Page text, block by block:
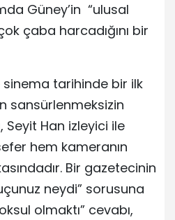
Güney’in “ulusal
çaba harcadığını bir
sinema tarihinde bir ilk
sansürlenmeksizin
Seyit Han izleyici ile
hem kameranın
Bir gazetecinin
neydi” sorusuna
olmaktı” cevabı,